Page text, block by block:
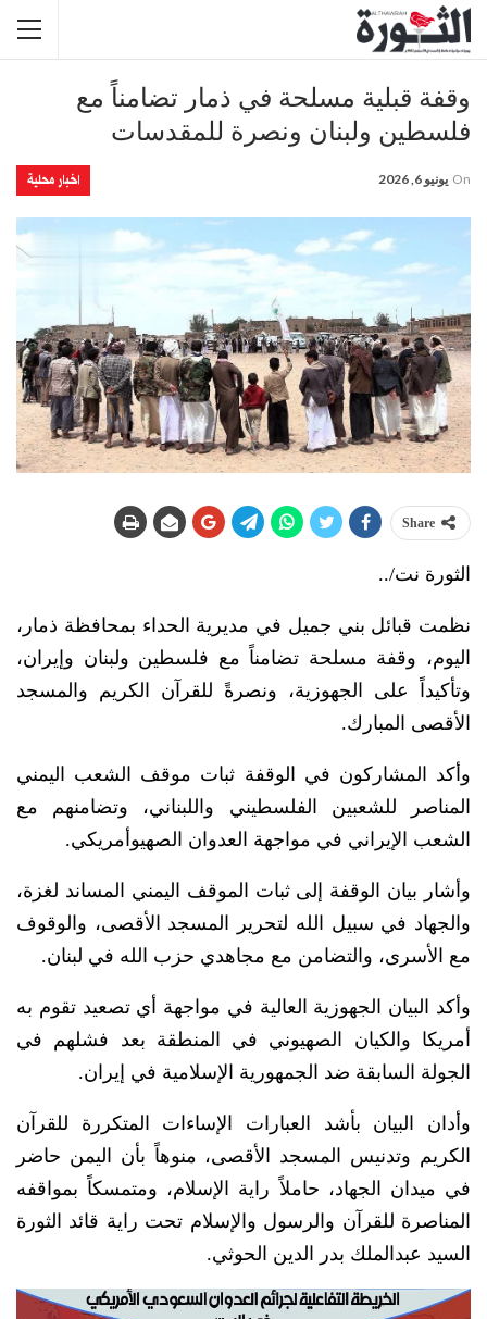
وقفة قبلية مسلحة في ذمار تضامناً مع
فلسطين ولبنان ونصرة للمقدسات
اخبار محلية On يونيو 6, 2026
Share
الثورة نت/..
نظمت قبائل بني جميل في مديرية الحداء بمحافظة ذمار،
اليوم، وقفة مسلحة تضامناً مع فلسطين ولبنان وإيران،
وتأكيداً على الجهوزية، ونصرةً للقرآن الكريم والمسجد
الأقصى المبارك.
وأكد المشاركون في الوقفة ثبات موقف الشعب اليمني
المناصر للشعبين الفلسطيني واللبناني، وتضامنهم مع
الشعب الإيراني في مواجهة العدوان الصهيوأمريكي.
وأشار بيان الوقفة إلى ثبات الموقف اليمني المساند لغزة،
والجهاد في سبيل الله لتحرير المسجد الأقصى، والوقوف
مع الأسرى، والتضامن مع مجاهدي حزب الله في لبنان.
وأكد البيان الجهوزية العالية في مواجهة أي تصعيد تقوم به
أمريكا والكيان الصهيوني في المنطقة بعد فشلهم في
الجولة السابقة ضد الجمهورية الإسلامية في إيران.
وأدان البيان بأشد العبارات الإساءات المتكررة للقرآن
الكريم وتدنيس المسجد الأقصى، منوهاً بأن اليمن حاضر
في ميدان الجهاد، حاملاً راية الإسلام، ومتمسكاً بمواقفه
المناصرة للقرآن والرسول والإسلام تحت راية قائد الثورة
السيد عبدالملك بدر الدين الحوثي.